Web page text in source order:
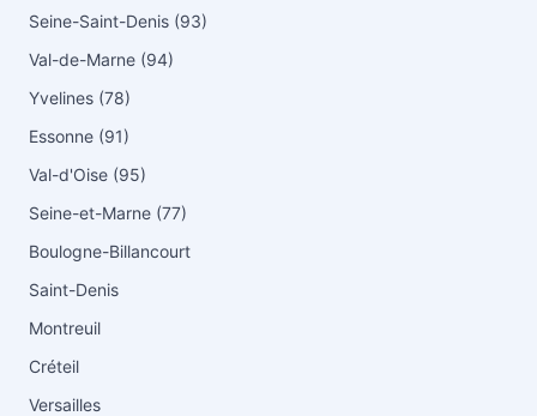
Seine-Saint-Denis (93)
Val-de-Marne (94)
Yvelines (78)
Essonne (91)
Val-d'Oise (95)
Seine-et-Marne (77)
Boulogne-Billancourt
Saint-Denis
Montreuil
Créteil
Versailles